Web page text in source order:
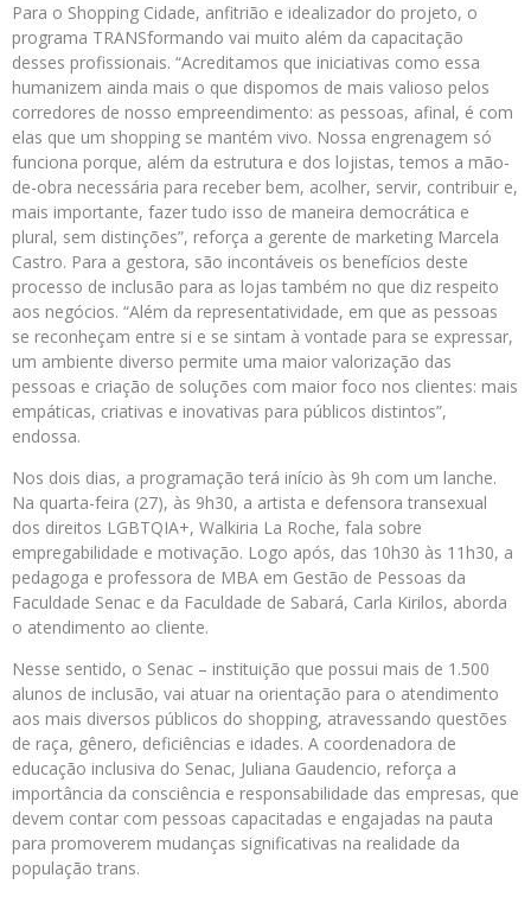
Para o Shopping Cidade, anfitrião e idealizador do projeto, o
programa TRANSformando vai muito além da capacitação
desses profissionais. “Acreditamos que iniciativas como essa
humanizem ainda mais o que dispomos de mais valioso pelos
corredores de nosso empreendimento: as pessoas, afinal, é com
elas que um shopping se mantém vivo. Nossa engrenagem só
funciona porque, além da estrutura e dos lojistas, temos a mão-
de-obra necessária para receber bem, acolher, servir, contribuir e,
mais importante, fazer tudo isso de maneira democrática e
plural, sem distinções”, reforça a gerente de marketing Marcela
Castro. Para a gestora, são incontáveis os benefícios deste
processo de inclusão para as lojas também no que diz respeito
aos negócios. “Além da representatividade, em que as pessoas
se reconheçam entre si e se sintam à vontade para se expressar,
um ambiente diverso permite uma maior valorização das
pessoas e criação de soluções com maior foco nos clientes: mais
empáticas, criativas e inovativas para públicos distintos”,
endossa.
Nos dois dias, a programação terá início às 9h com um lanche.
Na quarta-feira (27), às 9h30, a artista e defensora transexual
dos direitos LGBTQIA+, Walkiria La Roche, fala sobre
empregabilidade e motivação. Logo após, das 10h30 às 11h30, a
pedagoga e professora de MBA em Gestão de Pessoas da
Faculdade Senac e da Faculdade de Sabará, Carla Kirilos, aborda
o atendimento ao cliente.
Nesse sentido, o Senac – instituição que possui mais de 1.500
alunos de inclusão, vai atuar na orientação para o atendimento
aos mais diversos públicos do shopping, atravessando questões
de raça, gênero, deficiências e idades. A coordenadora de
educação inclusiva do Senac, Juliana Gaudencio, reforça a
importância da consciência e responsabilidade das empresas, que
devem contar com pessoas capacitadas e engajadas na pauta
para promoverem mudanças significativas na realidade da
população trans.